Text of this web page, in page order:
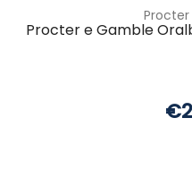
Procter e Gamble